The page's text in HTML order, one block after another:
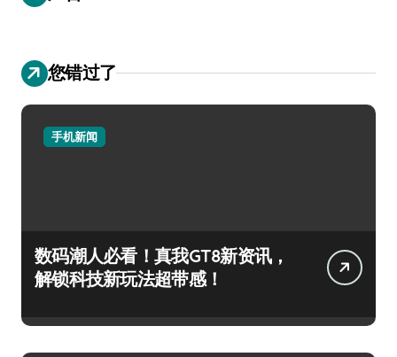
您错过了
手机新闻
数码潮人必看！真我GT8新资讯，
解锁科技新玩法超带感！